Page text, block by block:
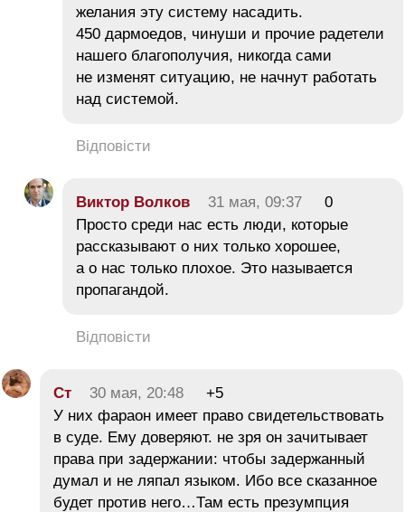
желания эту систему насадить.
450 дармоедов, чинуши и прочие радетели
нашего благополучия, никогда сами
не изменят ситуацию, не начнут работать
над системой.
Відповісти
Виктор Волков 31 мая, 09:37
0
Просто среди нас есть люди, которые
рассказывают о них только хорошее,
а о нас только плохое. Это называется
пропагандой.
Відповісти
Ст 30 мая, 20:48
+5
У них фараон имеет право свидетельствовать
в суде. Ему доверяют. не зря он зачитывает
права при задержании: чтобы задержанный
думал и не ляпал языком. Ибо все сказанное
будет против него…Там есть презумпция